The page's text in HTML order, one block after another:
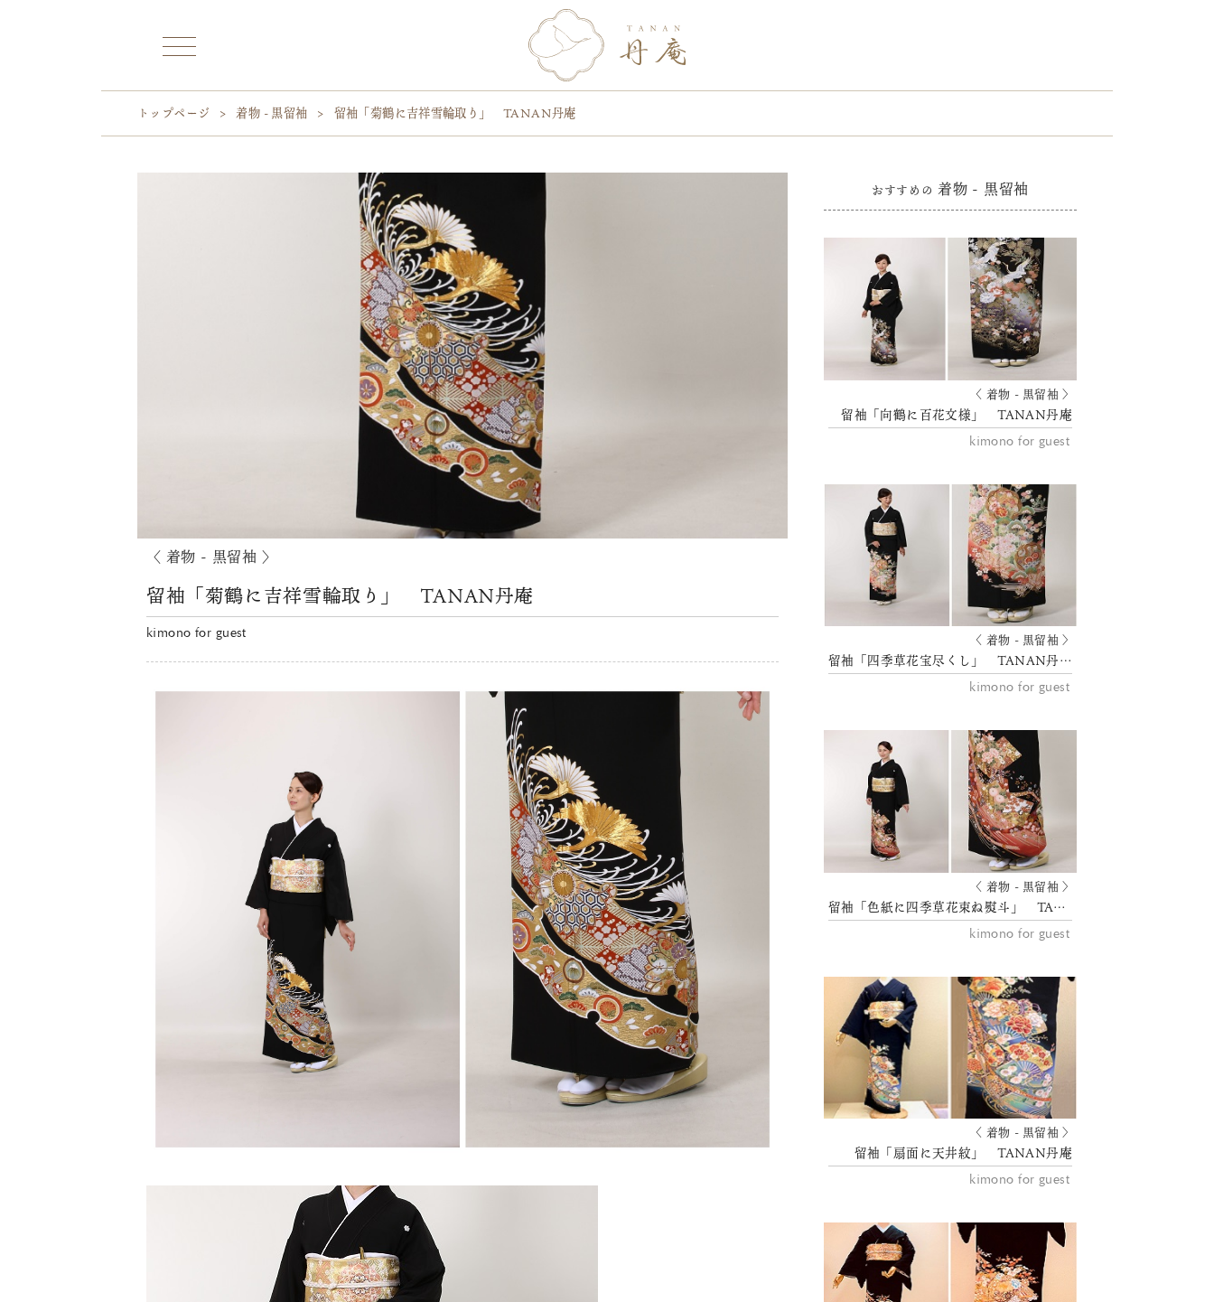
トップページ > 着物 - 黒留袖 > 留袖「菊鶴に吉祥雪輪取り」 TANAN丹庵
〈 着物 - 黒留袖 〉
留袖「菊鶴に吉祥雪輪取り」 TANAN丹庵
kimono for guest
おすすめの 着物 - 黒留袖
〈 着物 - 黒留袖 〉
留袖「向鶴に百花文様」 TANAN丹庵
kimono for guest
〈 着物 - 黒留袖 〉
留袖「四季草花宝尽くし」 TANAN丹庵
kimono for guest
〈 着物 - 黒留袖 〉
留袖「色紙に四季草花束ね熨斗」 TANAN丹庵
kimono for guest
〈 着物 - 黒留袖 〉
留袖「扇面に天井紋」 TANAN丹庵
kimono for guest